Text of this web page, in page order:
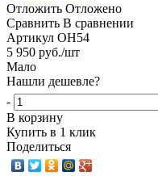
Отложить Отложено
Сравнить В сравнении
Артикул ОН54
5 950 руб./шт
Мало
Нашли дешевле?
-
В корзину
Купить в 1 клик
Поделиться